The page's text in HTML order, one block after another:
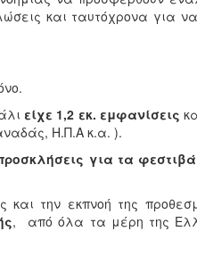
και ταυτόχρονα για
είχε 1,2 εκ. εμφανίσεις
Η.Π.Α κ.α. ).
για τα
την εκπνοή της
, από όλα τα μέρη της